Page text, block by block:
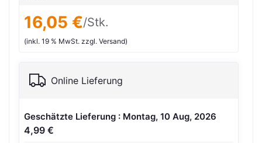
16,05 €/Stk.
(inkl. 19 % MwSt. zzgl. Versand)
Online Lieferung
Geschätzte Lieferung : Montag, 10 Aug, 2026
4,99 €